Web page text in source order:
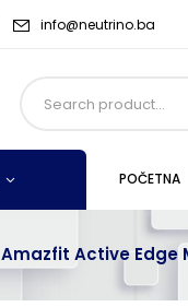
info@neutrino.ba
POČETNA
Amazfit Active Edge